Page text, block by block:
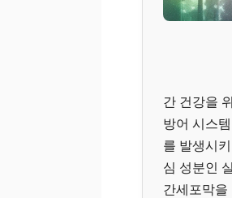
간 건강을
방어 시스
를 발생시
심 성분인
간세포막을